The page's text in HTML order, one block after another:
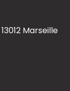
13012 Marseille